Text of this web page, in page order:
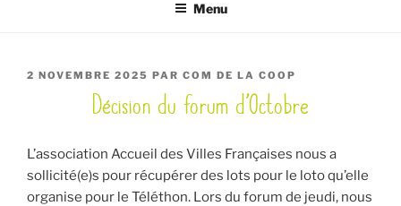
Menu
PUBLIÉ
2 NOVEMBRE 2025 PAR COM DE LA COOP
Décision du forum d’Octobre
L’association Accueil des Villes Françaises nous a
sollicité(e)s pour récupérer des lots pour le loto qu’elle
organise pour le Téléthon. Lors du forum de jeudi, nous